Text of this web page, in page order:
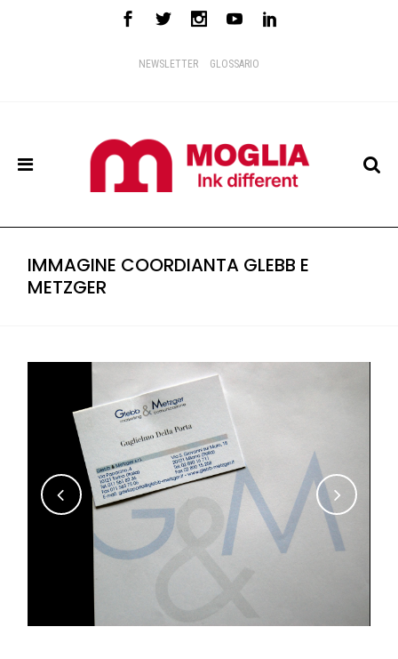
NEWSLETTER GLOSSARIO
IMMAGINE COORDIANTA GLEBB E
METZGER